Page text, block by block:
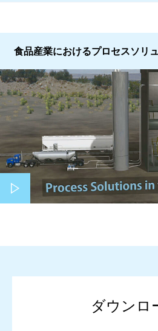
食品産業におけるプロセスソリ
Play video
ダウンロ